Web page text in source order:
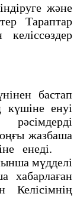
және
Тараптар
бастап
енуі
жазбаша
енеді.
мүдделі
хабарлаған
Келісімнің